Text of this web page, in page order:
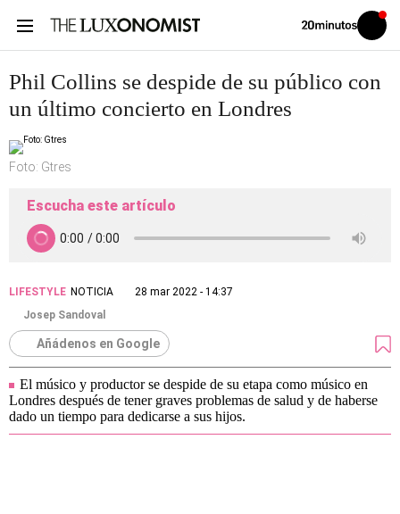
Volver
Iniciar
sesión
Phil Collins se despide de su público con
un último concierto en Londres
Foto: Gtres
Escucha este artículo
LIFESTYLE NOTICIA
28 mar 2022 - 14:37
Josep Sandoval
Añádenos en Google
El músico y productor se despide de su etapa como músico en
Londres después de tener graves problemas de salud y de haberse
dado un tiempo para dedicarse a sus hijos.